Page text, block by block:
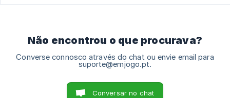
Não encontrou o que procurava?
Converse connosco através do chat ou envie email para
suporte@emjogo.pt.
Conversar no chat